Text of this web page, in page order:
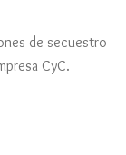
de secuestro
CyC.